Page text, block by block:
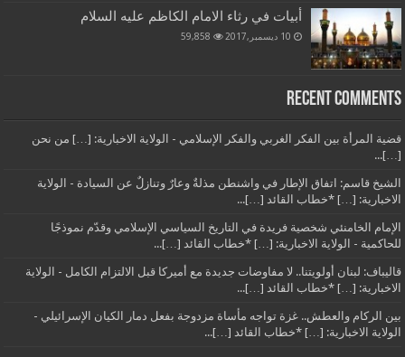
أبيات في رثاء الامام الكاظم عليه السلام
10 ديسمبر,2017 59,858
Recent Comments
قضية المرأة بين الفكر الغربي والفكر الإسلامي - الولاية الاخبارية: […] من نحن
[…]...
الشيخ قاسم: اتفاق الإطار في واشنطن مذلةٌ وعارٌ وتنازلٌ عن السيادة - الولاية
الاخبارية: […] *خطاب القائد […]...
الإمام الخامنئي شخصية فريدة في التاريخ السياسي الإسلامي وقدّم نموذجًا
للحاكمية - الولاية الاخبارية: […] *خطاب القائد […]...
قاليباف: لبنان أولويتنا.. لا مفاوضات جديدة مع أميركا قبل الالتزام الكامل - الولاية
الاخبارية: […] *خطاب القائد […]...
بين الركام والعطش.. غزة تواجه مأساة مزدوجة بفعل دمار الكيان الإسرائيلي -
الولاية الاخبارية: […] *خطاب القائد […]...